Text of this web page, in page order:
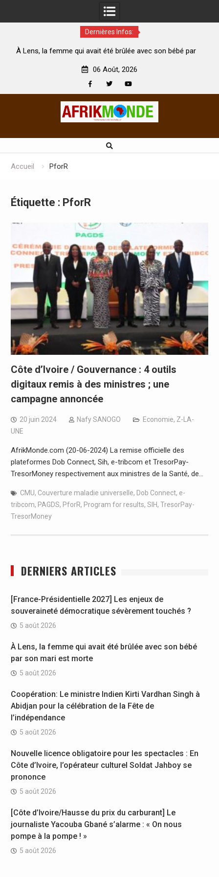
Dernières Infos:
qui avait été brûlée avec son bébé par
Coopération: Le
06 Août, 2026
Accueil PforR
Étiquette : PforR
Côte d’Ivoire / Gouvernance : 4 outils
digitaux remis à des ministres ; une
campagne annoncée
20 juin 2024 Nafy SANOGO Economie, Z-LA-
UNE
AfrikMonde.com (20-06-2024) La remise officielle des
plateformes Dob Connect, Sih, e-tribcom et TresorPay-
TresorMoney respectivement aux ministres de la Santé, de…
CMU, Couverture maladie universelle, Dob Connect, e-
tribcom, PAGDS, PforR, Program for results, SIH, TresorPay-
TresorMoney
DERNIERS ARTICLES
[France-Présidentielle 2027] Les enjeux de
souveraineté démocratique sévèrement touchés ?
5 août 2026
À Lens, la femme qui avait été brûlée avec son bébé
par son mari est morte
5 août 2026
Coopération: Le ministre Indien Kirti Vardhan Singh à
Abidjan pour la célébration de la Fête de
l’indépendance
5 août 2026
Nouvelle licence obligatoire pour les spectacles : En
Côte d’Ivoire, l’opérateur culturel Soldat Jahboy se
prononce
5 août 2026
[Côte d’Ivoire/Hausse du prix du carburant] Le
journaliste Yacouba Gbané s’alarme : « On nous
pompe à la pompe ! »
5 août 2026